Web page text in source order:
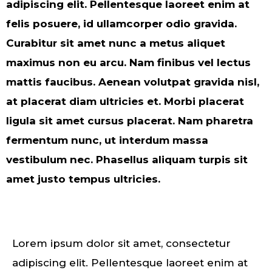
adipiscing elit. Pellentesque laoreet enim at
felis posuere, id ullamcorper odio gravida.
Curabitur sit amet nunc a metus aliquet
maximus non eu arcu. Nam finibus vel lectus
mattis faucibus. Aenean volutpat gravida nisl,
at placerat diam ultricies et. Morbi placerat
ligula sit amet cursus placerat. Nam pharetra
fermentum nunc, ut interdum massa
vestibulum nec. Phasellus aliquam turpis sit
amet justo tempus ultricies.
Lorem ipsum dolor sit amet, consectetur
adipiscing elit. Pellentesque laoreet enim at